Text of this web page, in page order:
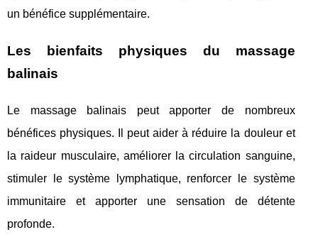
un bénéfice supplémentaire.
Les bienfaits physiques du massage
balinais
Le massage balinais peut apporter de nombreux
bénéfices physiques. Il peut aider à réduire la douleur et
la raideur musculaire, améliorer la circulation sanguine,
stimuler le système lymphatique, renforcer le système
immunitaire et apporter une sensation de détente
profonde.